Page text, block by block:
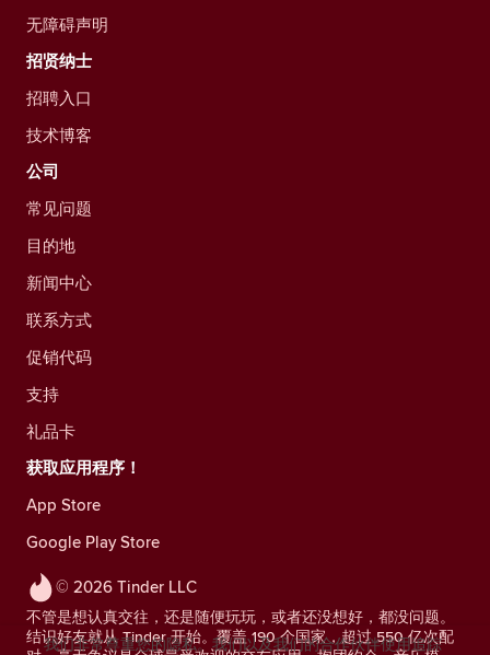
© 2026 Tinder LLC
不管是想认真交往，还是随便玩玩，或者还没想好，都没问题。
结识好友就从 Tinder 开始。覆盖 190 个国家，超过 550 亿次配
无障碍声明
招贤纳士
招聘入口
技术博客
公司
常见问题
目的地
新闻中心
联系方式
促销代码
支持
礼品卡
获取应用程序！
App Store
Google Play Store
我们非常尊重您的隐私。我们以及我们的合作伙伴使用追踪